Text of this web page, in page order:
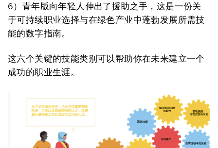
6）青年版向年轻人伸出了援助之手，这是一份关
于可持续职业选择与在绿色产业中蓬勃发展所需技
能的数字指南。
这六个关键的技能类别可以帮助你在未来建立一个
成功的职业生涯。